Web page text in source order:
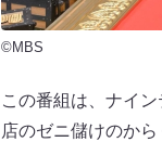
©MBS
この番組は、ナイ
店のゼニ儲けのか